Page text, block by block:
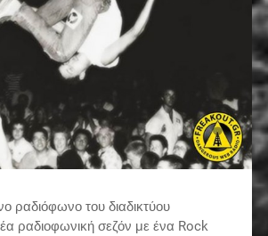
ραδιόφωνο του διαδικτύου
ραδιοφωνική σεζόν με ένα Rock